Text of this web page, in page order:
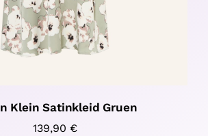
Klein Satinkleid Gruen
139,90 €